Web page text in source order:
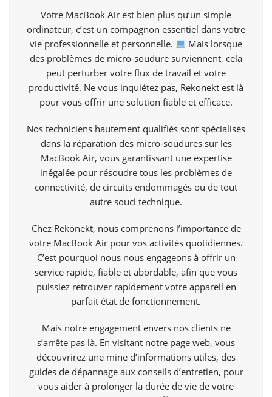
Votre MacBook Air est bien plus qu’un simple
ordinateur, c’est un compagnon essentiel dans votre
vie professionnelle et personnelle.
Mais lorsque
des problèmes de micro-soudure surviennent, cela
peut perturber votre flux de travail et votre
productivité. Ne vous inquiétez pas, Rekonekt est là
pour vous offrir une solution fiable et efficace.
Nos techniciens hautement qualifiés sont spécialisés
dans la réparation des micro-soudures sur les
MacBook Air, vous garantissant une expertise
inégalée pour résoudre tous les problèmes de
connectivité, de circuits endommagés ou de tout
autre souci technique.
Chez Rekonekt, nous comprenons l’importance de
votre MacBook Air pour vos activités quotidiennes.
C’est pourquoi nous nous engageons à offrir un
service rapide, fiable et abordable, afin que vous
puissiez retrouver rapidement votre appareil en
parfait état de fonctionnement.
Mais notre engagement envers nos clients ne
s’arrête pas là. En visitant notre page web, vous
découvrirez une mine d’informations utiles, des
guides de dépannage aux conseils d’entretien, pour
vous aider à prolonger la durée de vie de votre